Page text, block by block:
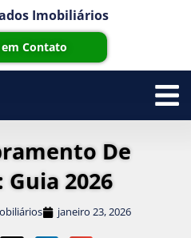
Imobiliários
Contato
De
2026
janeiro 23, 2026